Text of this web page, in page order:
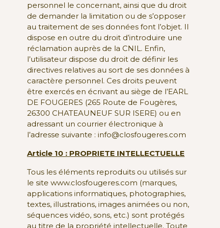
personnel le concernant, ainsi que du droit
de demander la limitation ou de s’opposer
au traitement de ses données font l’objet. Il
dispose en outre du droit d’introduire une
réclamation auprès de la CNIL. Enfin,
l’utilisateur dispose du droit de définir les
directives relatives au sort de ses données à
caractère personnel. Ces droits peuvent
être exercés en écrivant au siège de l’EARL
DE FOUGERES (265 Route de Fougères,
26300 CHATEAUNEUF SUR ISERE) ou en
adressant un courrier électronique à
l’adresse suivante : info@closfougeres.com
Article 10 : PROPRIETE INTELLECTUELLE
Tous les éléments reproduits ou utilisés sur
le site www.closfougeres.com (marques,
applications informatiques, photographies,
textes, illustrations, images animées ou non,
séquences vidéo, sons, etc.) sont protégés
au titre de la propriété intellectuelle. Toute